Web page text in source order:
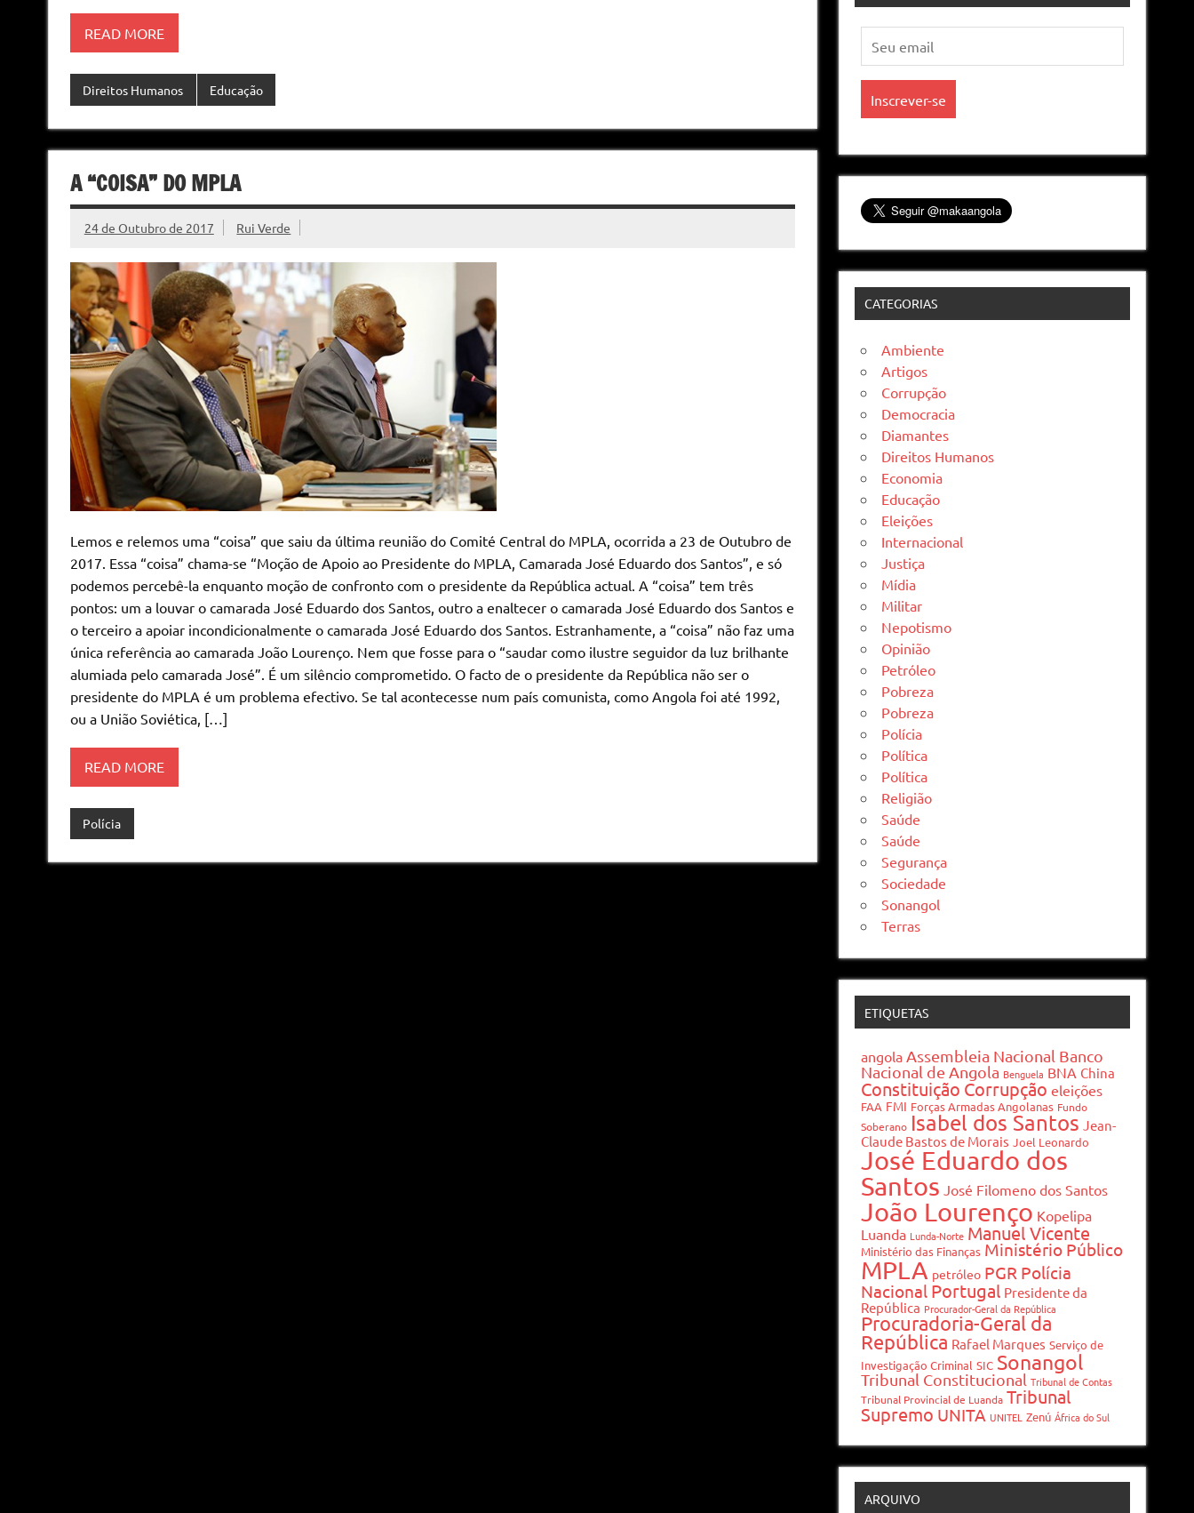
READ MORE
Direitos Humanos Educação
A “COISA” DO MPLA
24 de Outubro de 2017 Rui Verde
Lemos e relemos uma “coisa” que saiu da última reunião do Comité Central do MPLA, ocorrida a 23 de Outubro de
2017. Essa “coisa” chama-se “Moção de Apoio ao Presidente do MPLA, Camarada José Eduardo dos Santos”, e só
podemos percebê-la enquanto moção de confronto com o presidente da República actual. A “coisa” tem três
pontos: um a louvar o camarada José Eduardo dos Santos, outro a enaltecer o camarada José Eduardo dos Santos e
o terceiro a apoiar incondicionalmente o camarada José Eduardo dos Santos. Estranhamente, a “coisa” não faz uma
única referência ao camarada João Lourenço. Nem que fosse para o “saudar como ilustre seguidor da luz brilhante
alumiada pelo camarada José”. É um silêncio comprometido. O facto de o presidente da República não ser o
presidente do MPLA é um problema efectivo. Se tal acontecesse num país comunista, como Angola foi até 1992,
ou a União Soviética, […]
READ MORE
Polícia
CATEGORIAS
Ambiente
Artigos
Corrupção
Democracia
Diamantes
Direitos Humanos
Economia
Educação
Eleições
Internacional
Justiça
Mídia
Militar
Nepotismo
Opinião
Petróleo
Pobreza
Pobreza
Polícia
Política
Política
Religião
Saúde
Saúde
Segurança
Sociedade
Sonangol
Terras
ETIQUETAS
angola Assembleia Nacional Banco
Nacional de Angola Benguela BNA China
Constituição Corrupção eleições
FAA FMI Forças Armadas Angolanas Fundo
Soberano Isabel dos Santos Jean-
Claude Bastos de Morais Joel Leonardo
José Eduardo dos
Santos José Filomeno dos Santos
João Lourenço Kopelipa
Luanda Lunda-Norte Manuel Vicente
Ministério das Finanças Ministério Público
MPLA petróleo PGR Polícia
Nacional Portugal Presidente da
República Procurador-Geral da República
Procuradoria-Geral da
República Rafael Marques Serviço de
Investigação Criminal SIC Sonangol
Tribunal Constitucional Tribunal de Contas
Tribunal Provincial de Luanda Tribunal
Supremo UNITA UNITEL Zenú África do Sul
ARQUIVO